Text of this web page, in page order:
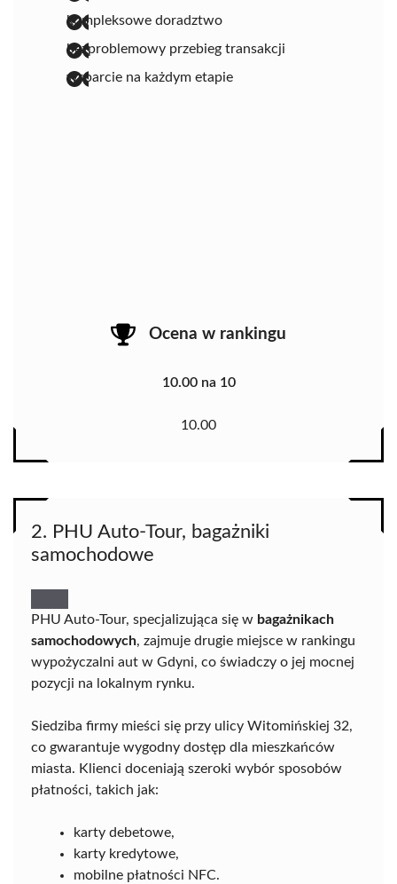
kompleksowe doradztwo
bezproblemowy przebieg transakcji
wsparcie na każdym etapie
Ocena w rankingu
10.00 na 10
10.00
2. PHU Auto-Tour, bagażniki
samochodowe
PHU Auto-Tour, specjalizująca się w bagażnikach
samochodowych, zajmuje drugie miejsce w rankingu
wypożyczalni aut w Gdyni, co świadczy o jej mocnej
pozycji na lokalnym rynku.
Siedziba firmy mieści się przy ulicy Witomińskiej 32,
co gwarantuje wygodny dostęp dla mieszkańców
miasta. Klienci doceniają szeroki wybór sposobów
płatności, takich jak:
karty debetowe,
karty kredytowe,
mobilne płatności NFC.